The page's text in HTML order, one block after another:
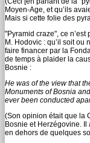
Moyen-Age, et qu’ils
Mais si cette folie des
"Pyramid craze", ce
M. Hodovic : qu’il soit ou
faire financer par la
de temps à plaider la
Bosnie :
He was of the view that
Monuments of Bosnia
ever been conducted
(Son opinion était que la
Bosnie et Herzégovine. Il
en dehors de quelques